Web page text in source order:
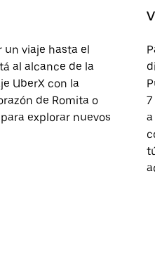
un viaje hasta el
al alcance de la
UberX con la
de Romita o
explorar nuevos